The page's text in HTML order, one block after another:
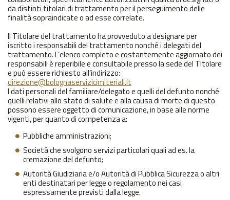
da distinti titolari di trattamento per il perseguimento delle
finalità sopraindicate o ad esse correlate.
Il Titolare del trattamento ha provveduto a designare per
iscritto i responsabili del trattamento nonché i delegati del
trattamento. L’elenco completo e costantemente aggiornato dei
responsabili è reperibile e consultabile presso la sede del Titolare
e può essere richiesto all’indirizzo:
direzione@bolognaservizicimiteriali.it
I dati personali del familiare/delegato e quelli del defunto nonché
quelli relativi allo stato di salute e alla causa di morte di questo
possono essere oggetto di comunicazione, in base alle norme
vigenti, per quanto di competenza a:
Pubbliche amministrazioni;
Società che svolgono servizi particolari quali ad es. la
cremazione del defunto;
Autorità Giudiziaria e/o Autorità di Pubblica Sicurezza o altri
enti destinatari per legge o regolamento nei casi
espressamente previsti dalla legge.